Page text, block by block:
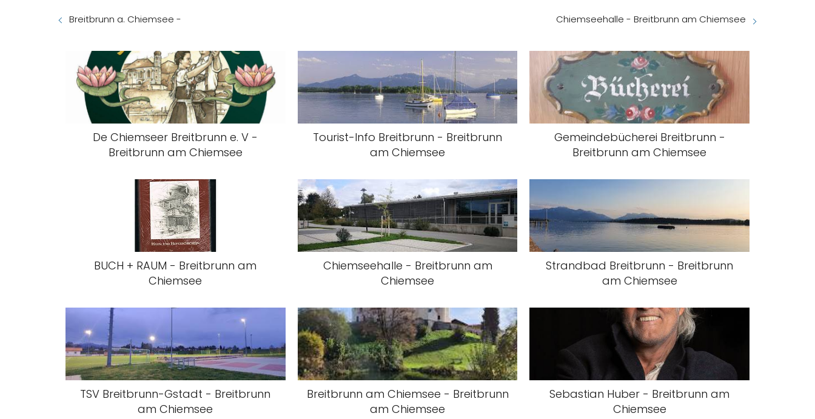
Breitbrunn a. Chiemsee - Chiemseehalle - Breitbrunn am Chiemsee
De Chiemseer Breitbrunn e. V -
Breitbrunn am Chiemsee
Tourist-Info Breitbrunn - Breitbrunn
am Chiemsee
Gemeindebücherei Breitbrunn -
Breitbrunn am Chiemsee
BUCH + RAUM - Breitbrunn am
Chiemsee
Chiemseehalle - Breitbrunn am
Chiemsee
Strandbad Breitbrunn - Breitbrunn
am Chiemsee
TSV Breitbrunn-Gstadt - Breitbrunn
am Chiemsee
Breitbrunn am Chiemsee - Breitbrunn
am Chiemsee
Sebastian Huber - Breitbrunn am
Chiemsee